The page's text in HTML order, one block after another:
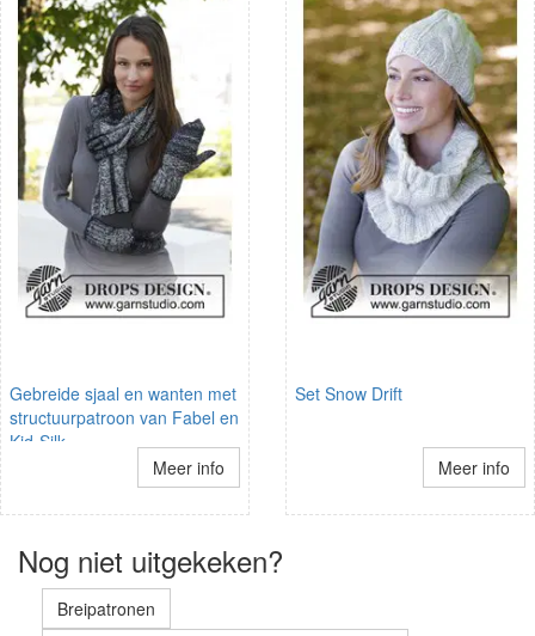
Gebreide sjaal en wanten met
structuurpatroon van Fabel en
Kid-Silk.
Meer info
Set Snow Drift
Meer info
Nog niet uitgekeken?
Breipatronen